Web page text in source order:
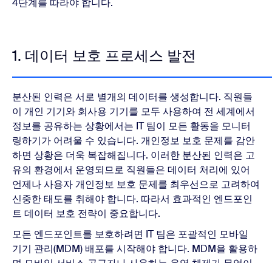
4단계를 따라야 합니다.
1. 데이터 보호 프로세스 발전
분산된 인력은 서로 별개의 데이터를 생성합니다. 직원들
이 개인 기기와 회사용 기기를 모두 사용하여 전 세계에서
정보를 공유하는 상황에서는 IT 팀이 모든 활동을 모니터
링하기가 어려울 수 있습니다. 개인정보 보호 문제를 감안
하면 상황은 더욱 복잡해집니다. 이러한 분산된 인력은 고
유의 환경에서 운영되므로 직원들은 데이터 처리에 있어
언제나 사용자 개인정보 보호 문제를 최우선으로 고려하여
신중한 태도를 취해야 합니다. 따라서 효과적인 엔드포인
트 데이터 보호 전략이 중요합니다.
모든 엔드포인트를 보호하려면 IT 팀은 포괄적인 모바일
기기 관리(MDM) 배포를 시작해야 합니다. MDM을 활용하